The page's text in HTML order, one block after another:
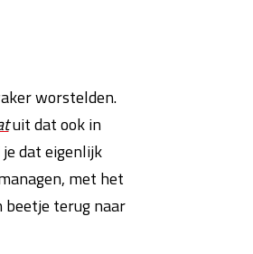
worstelden.
uit dat ook in
dat eigenlijk
met het
beetje terug naar